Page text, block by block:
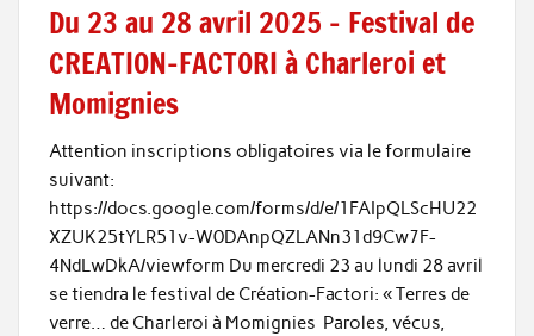
Du 23 au 28 avril 2025 – Festival de
CREATION-FACTORI à Charleroi et
Momignies
Attention inscriptions obligatoires via le formulaire
suivant:
https://docs.google.com/forms/d/e/1FAIpQLScHU22
XZUK25tYLR51v-W0DAnpQZLANn31d9Cw7F-
4NdLwDkA/viewform Du mercredi 23 au lundi 28 avril
se tiendra le festival de Création-Factori: « Terres de
verre… de Charleroi à Momignies Paroles, vécus,